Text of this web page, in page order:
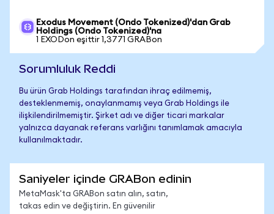
Exodus Movement (Ondo Tokenized)'dan Grab
Holdings (Ondo Tokenized)'na
1 EXODon eşittir 1,3771 GRABon
Sorumluluk Reddi
Bu ürün Grab Holdings tarafından ihraç edilmemiş,
desteklenmemiş, onaylanmamış veya Grab Holdings ile
ilişkilendirilmemiştir. Şirket adı ve diğer ticari markalar
yalnızca dayanak referans varlığını tanımlamak amacıyla
kullanılmaktadır.
Saniyeler içinde GRABon edinin
MetaMask'ta GRABon satın alın, satın,
takas edin ve değiştirin. En güvenilir